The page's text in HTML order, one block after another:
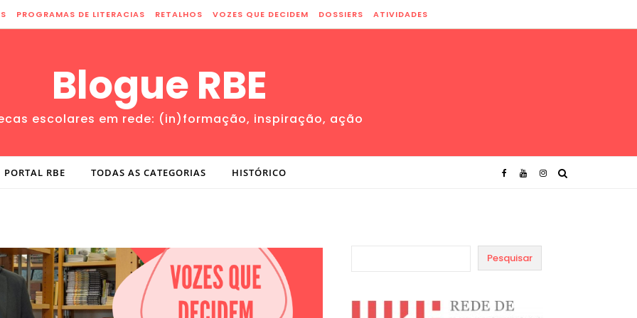
PROGRAMAS DE LITERACIAS RETALHOS VOZES QUE DECIDEM DOSSIERS ATIVIDADES
Blogue RBE
escolares em rede: (in)formação, inspiração, ação
PORTAL RBE TODAS AS CATEGORIAS HISTÓRICO
Pesquisar